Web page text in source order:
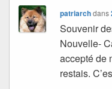
patriarchdans
Souvenir
Nouvelle-
accepté de
restais.